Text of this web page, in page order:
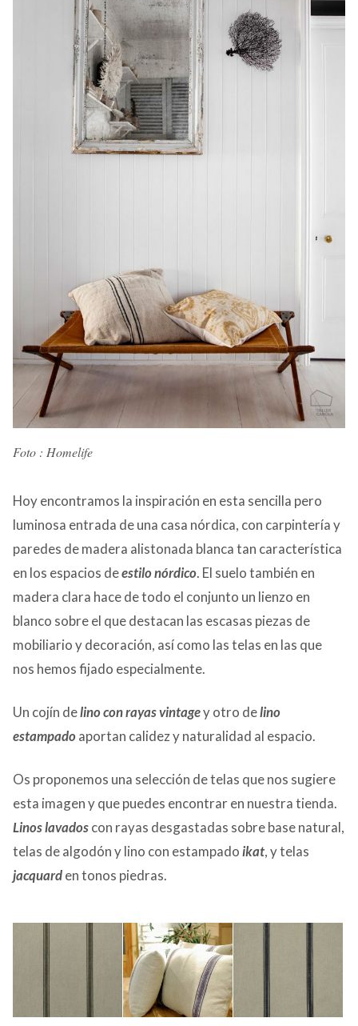
Foto : Homelife
Hoy encontramos la inspiración en esta sencilla pero
luminosa entrada de una casa nórdica, con carpintería y
paredes de madera alistonada blanca tan característica
en los espacios deestilo nórdico. El suelo también en
madera clara hace de todo el conjunto un lienzo en
blanco sobre el que destacan las escasas piezas de
mobiliario y decoración, así como las telas en las que
nos hemos fijado especialmente.
Un cojín delino con rayas vintagey otro delino
estampadoaportan calidez y naturalidad al espacio.
Os proponemos una selección de telas que nos sugiere
esta imagen y que puedes encontrar en nuestra tienda.
Linos lavadoscon rayas desgastadas sobre base natural,
telas de algodón y lino con estampadoikat, y telas
jacquarden tonos piedras.